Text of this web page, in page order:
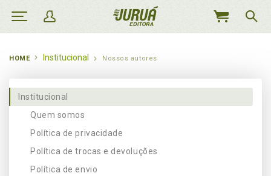
MEU
HOME Institucional Nossos autores
Institucional
Quem somos
Política de privacidade
Política de trocas e devoluções
Política de envio